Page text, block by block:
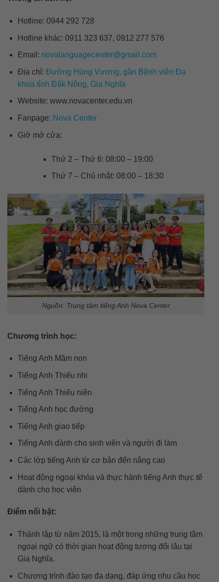
Hotline: 0944 292 728
Hotline khác: 0911 323 637, 0912 277 576
Email: novalanguagecenter@gmail.com
Địa chỉ: Đường Hùng Vương, gần Bệnh viện Đa
khoa tỉnh Đắk Nông, Gia Nghĩa
Website: www.novacenter.edu.vn
Fanpage: Nova Center
Giờ mở cửa:
Thứ 2 – Thứ 6: 08:00 – 19:00
Thứ 7 – Chủ nhật: 08:00 – 18:30
Nguồn: Trung tâm tiếng Anh Nova Center
Chương trình học:
Tiếng Anh Mầm non
Tiếng Anh Thiếu nhi
Tiếng Anh Thiếu niên
Tiếng Anh học đường
Tiếng Anh giao tiếp
Tiếng Anh dành cho sinh viên và người đi làm
Các lớp tiếng Anh từ cơ bản đến nâng cao
Hoạt động ngoại khóa và thực hành tiếng Anh thực tế
dành cho học viên
Điểm nổi bật:
Thành lập từ năm 2015, là một trong những trung tâm
ngoại ngữ có thời gian hoạt động tương đối lâu tại
Gia Nghĩa.
Chương trình đào tạo đa dạng, đáp ứng nhu cầu học